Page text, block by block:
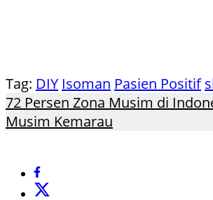
Tag: DIY Isoman Pasien Positif
72 Persen Zona Musim di
Musim Kemarau